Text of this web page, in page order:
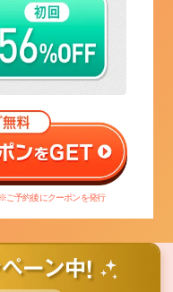
ご予約後にクーポンを発行